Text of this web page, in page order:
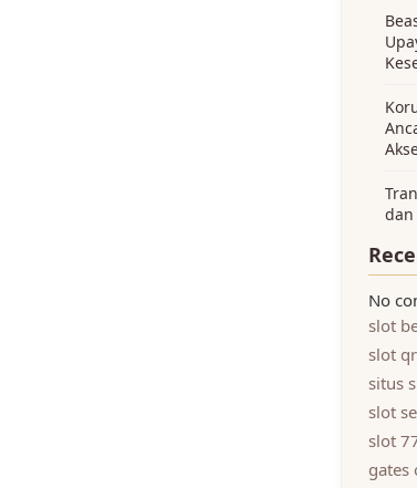
dan
No
slot
slot
situs
slot
slot
gates